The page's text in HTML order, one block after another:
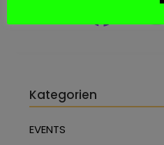
Kategorien
EVENTS